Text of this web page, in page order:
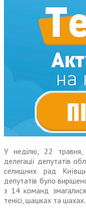
У неділю, 22 травня,
делегації депутатів
селищних рад
депутатів було
з 14 команд змагалися
тенісі, шашках та шахах.